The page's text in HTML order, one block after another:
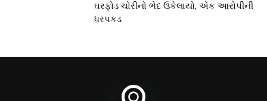
ઘરફોડ ચોરીનો ભેદ ઉકેલાયો, એક આરોપીની
ધરપકડ